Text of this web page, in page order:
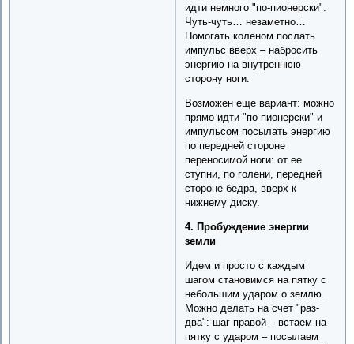
идти немного "по-пионерски".
Чуть-чуть… незаметно…
Помогать коленом послать
импульс вверх – набросить
энергию на внутреннюю
сторону ноги.
Возможен еще вариант: можно
прямо идти "по-пионерски" и
импульсом посылать энергию
по передней стороне
переносимой ноги: от ее
ступни, по голени, передней
стороне бедра, вверх к
нижнему диску.
4. Пробуждение энергии
земли
Идем и просто с каждым
шагом становимся на пятку с
небольшим ударом о землю.
Можно делать на счет "раз-
два": шаг правой – встаем на
пятку с ударом – посылаем